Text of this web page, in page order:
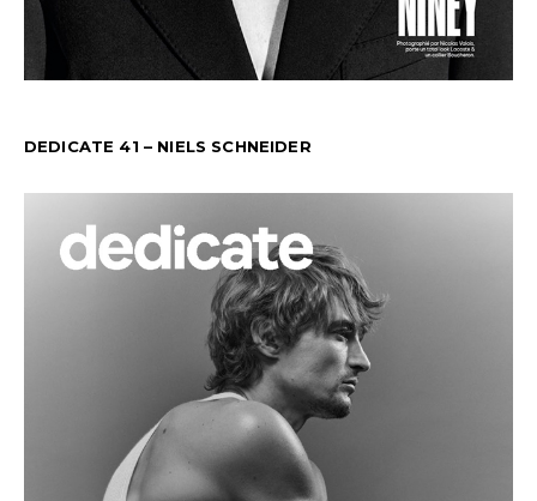
DEDICATE 41 – NIELS SCHNEIDER